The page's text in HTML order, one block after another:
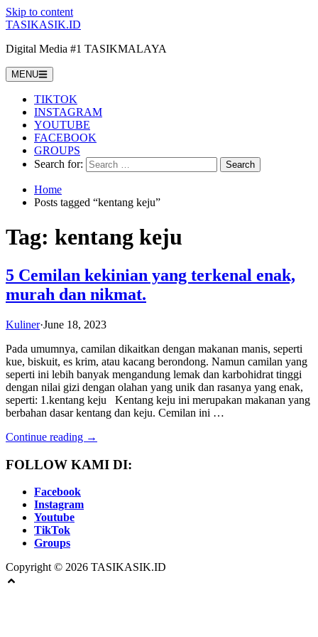
Skip to content
TASIKASIK.ID
Digital Media #1 TASIKMALAYA
MENU
TIKTOK
INSTAGRAM
YOUTUBE
FACEBOOK
GROUPS
Search for:
Home
Posts tagged “kentang keju”
Tag: kentang keju
5 Cemilan kekinian yang terkenal enak,
murah dan nikmat.
Kuliner·June 18, 2023
Pada umumnya, camilan dikaitkan dengan makanan manis, seperti
kue, biskuit, es krim, atau kacang berondong. Namun camilan yang
seperti ini lebih banyak mengandung lemak dan karbohidrat tinggi
dengan nilai gizi dengan olahan yang unik dan rasanya yang enak,
seperti: 1.kentang keju Kentang keju ini merupakan makanan yang
berbahan dasar kentang dan keju. Cemilan ini …
Continue reading →
FOLLOW KAMI DI:
Facebook
Instagram
Youtube
TikTok
Groups
Copyright © 2026 TASIKASIK.ID